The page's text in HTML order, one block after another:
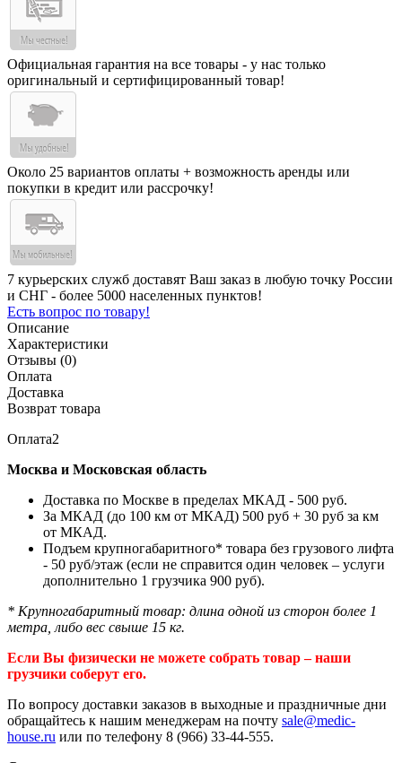
Официальная гарантия на все товары - у нас только
оригинальный и сертифицированный товар!
Около 25 вариантов оплаты + возможность аренды или
покупки в кредит или рассрочку!
7 курьерских служб доставят Ваш заказ в любую точку России
и СНГ - более 5000 населенных пунктов!
Есть вопрос по товару!
Описание
Характеристики
Отзывы (0)
Оплата
Доставка
Возврат товара
Оплата2
Москва и Московская область
Доставка по Москве в пределах МКАД - 500 руб.
За МКАД (до 100 км от МКАД) 500 руб + 30 руб за км
от МКАД.
Подъем крупногабаритного* товара без грузового лифта
- 50 руб/этаж (если не справится один человек – услуги
дополнительно 1 грузчика 900 руб).
* Крупногабаритный товар: длина одной из сторон более 1
метра, либо вес свыше 15 кг.
Если Вы физически не можете собрать товар – наши
грузчики соберут его.
По вопросу доставки заказов в выходные и праздничные дни
обращайтесь к нашим менеджерам на почту sale@medic-
house.ru или по телефону 8 (966) 33-44-555.